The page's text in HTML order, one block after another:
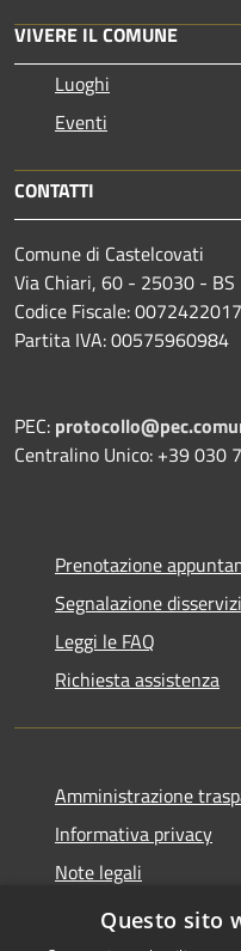
VIVERE IL COMUNE
Luoghi
Eventi
CONTATTI
Comune di Castelcovati
Via Chiari, 60 - 25030 - BS
Codice Fiscale:
Partita IVA: 00575960984
PEC:
Centralino Unico: +39 030
Prenotazione
Segnalazione
Leggi le FAQ
Richiesta assistenza
Amministrazione
Informativa privacy
Note legali
Dichiarazione di
Questo sito